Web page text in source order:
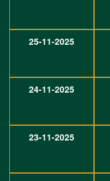
25-11-2025
24-11-2025
23-11-2025